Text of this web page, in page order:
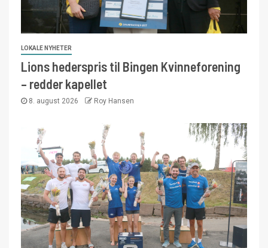
LOKALE NYHETER
Lions hederspris til Bingen Kvinneforening
– redder kapellet
8. august 2026 Roy Hansen